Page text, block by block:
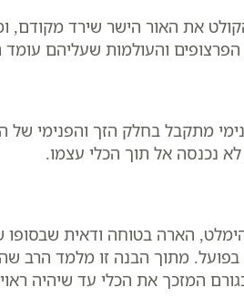
את האור הישר שירד מקודם,
והעולמות שעליהם
מתקבל בחלק הזך והפנימי של
נכנסה אל תוך הכלי עצמו.
הארה בטוחה ודאית שבסופו
מתוך הבנה זו מלמד הרב
המזכך את הכלי עד שיהיה